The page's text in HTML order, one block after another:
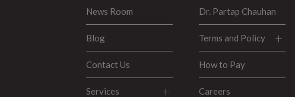
News Room
Blog
Contact Us
Services
Dr. Partap Chauhan
Terms and Policy
How to Pay
Careers